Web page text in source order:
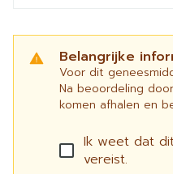
Belangrijke
Voor dit
Na beoordeling
komen afhalen en
Ik weet dat
vereist.